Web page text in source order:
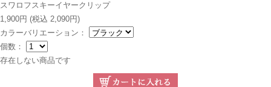
スワロフスキーイヤークリップ
1,900円 (税込 2,090円)
カラーバリエーション：
個数：
存在しない商品です